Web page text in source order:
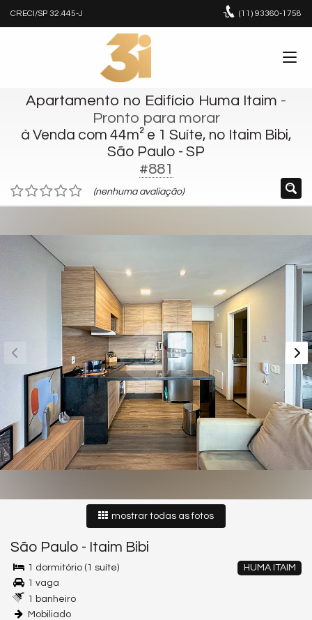
CRECI/SP 32.445-J (11) 93360-1758
Apartamento no Edifício Huma Itaim -
Pronto para morar
à Venda com 44m² e 1 Suíte, no Itaim Bibi,
São Paulo - SP
#881
(nenhuma avaliação)
mostrar todas as fotos
São Paulo - Itaim Bibi
HUMA ITAIM
1 dormitório (1 suíte)
1 vaga
1 banheiro
Mobiliado